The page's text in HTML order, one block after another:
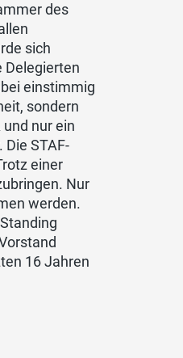
des
sich
Delegierten
einstimmig
sondern
nur ein
STAF-
einer
Nur
werden.
16 Jahren